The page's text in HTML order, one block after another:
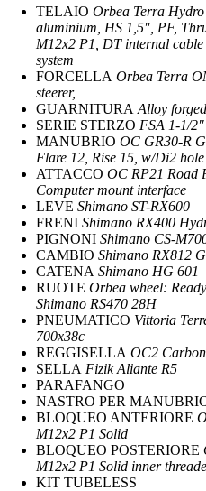
TELAIO Orbea Terra
aluminium, HS 1,5″, PF,
M12x2 P1, DT internal
system
FORCELLA Orbea Terra
steerer,
GUARNITURA Alloy
SERIE STERZO FSA 1-1/
MANUBRIO OC GR30-R
Flare 12, Rise 15, w/Di2 hole
ATTACCO OC RP21 Road
Computer mount interface
LEVE Shimano ST-RX600
FRENI Shimano RX400
PIGNONI Shimano CS-
CAMBIO Shimano RX812
CATENA Shimano HG 601
RUOTE Orbea wheel:
Shimano RS470 28H
PNEUMATICO Vittoria
700x38c
REGGISELLA OC2
SELLA Fizik Aliante R5
PARAFANGO
NASTRO PER
BLOQUEO ANTERIORE
M12x2 P1 Solid
BLOQUEO POSTERIORE
M12x2 P1 Solid inner
KIT TUBELESS